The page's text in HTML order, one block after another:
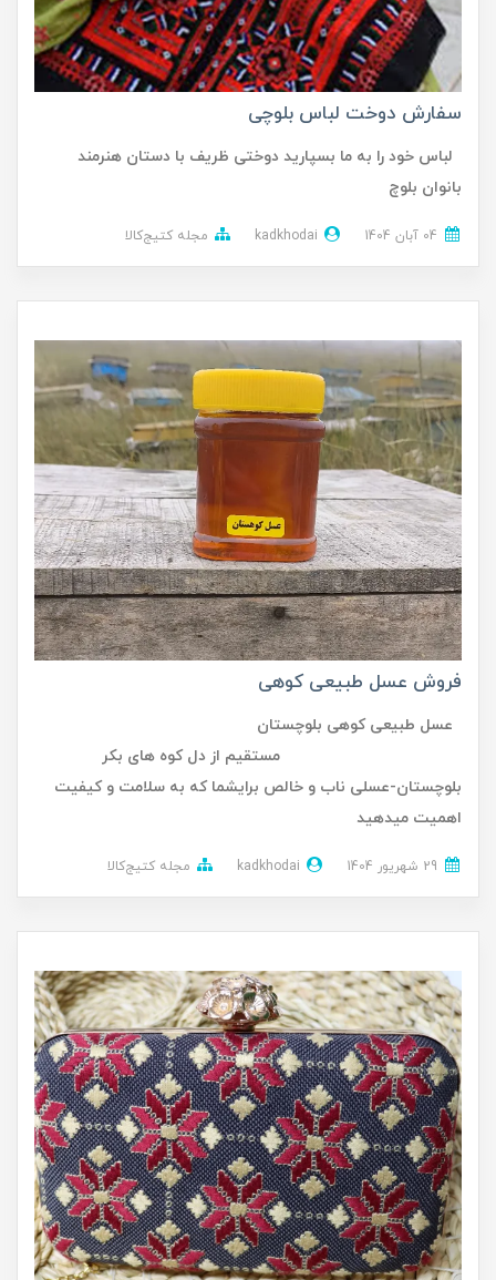
سفارش دوخت لباس بلوچی
لباس خود را به ما بسپارید دوختی ظریف با دستان هنرمند
بانوان بلوچ
kadkhodai مجله کتیج‌کالا
فروش عسل طبیعی کوهی
عسل طبیعی کوهی بلوچستان
مستقیم از دل کوه های بکر
بلوچستان-عسلی ناب و خالص برایشما که به سلامت و کیفیت
اهمیت میدهید
kadkhodai مجله کتیج‌کالا